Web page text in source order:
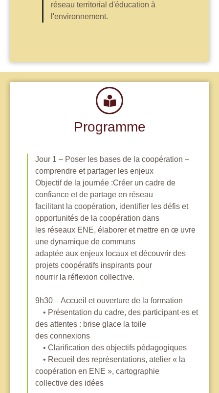
réseau territorial d'éducation à
l'environnement.
Programme
Jour 1 – Poser les bases de la coopération –
comprendre et partager les enjeux
Objectif de la journée :Créer un cadre de
confiance et de partage en réseau
facilitant la coopération, identifier les défis et
opportunités de la coopération dans
les réseaux ENE, élaborer et mettre en œ uvre
une dynamique de communs
adaptée aux enjeux locaux et découvrir des
projets coopératifs inspirants pour
nourrir la réflexion collective.
9h30 – Accueil et ouverture de la formation
• Présentation du cadre, des participant·es et
des attentes : brise glace la toile
des connexions
• Clarification des objectifs pédagogiques
• Recueil des représentations, atelier « la
coopération en ENE », cartographie
collective des idées